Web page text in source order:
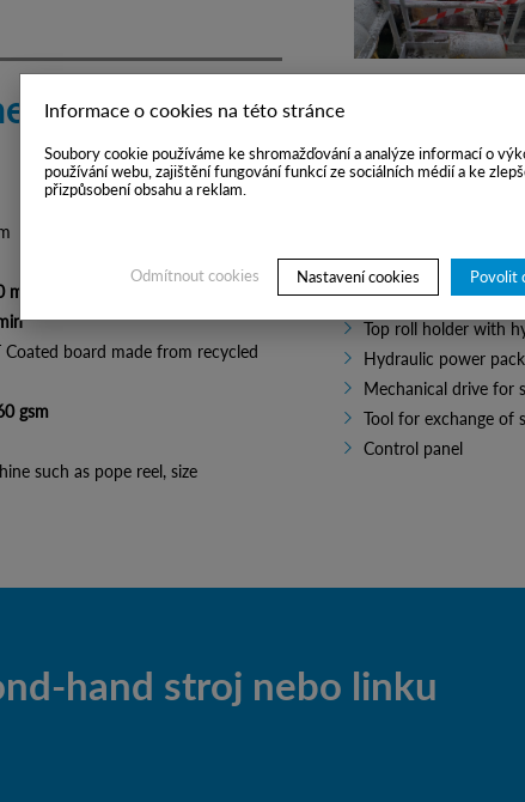
Informace o cookies na této stránce
Soubory cookie používáme ke shromažďování a analýze informací o
používání webu, zajištění fungování funkcí ze sociálních médií a ke
přizpůsobení obsahu a reklam.
Povolit
Nastavení cookies
Odmítnout cookies
where it was
min
made from recycled
such as pope reel, size
Scope of
Shoe press bottom
Shoe press top roll
Top roll holder with
Hydraulic power
Mechanical drive for
Tool for exchange of
Control panel
hand stroj nebo linku